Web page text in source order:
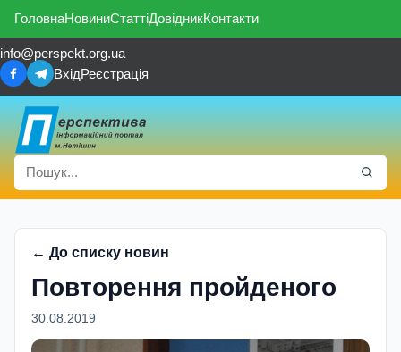
ГоловнаНовиниСтаттіДовідникКонтакти
info@perspekt.org.ua
ВхідРеєстрація
← До списку новин
Повторення пройденого
30.08.2019